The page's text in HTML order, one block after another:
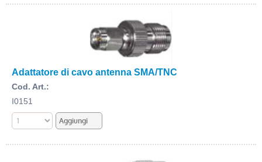
Adattatore di cavo antenna SMA/TNC
Cod. Art.:
I0151